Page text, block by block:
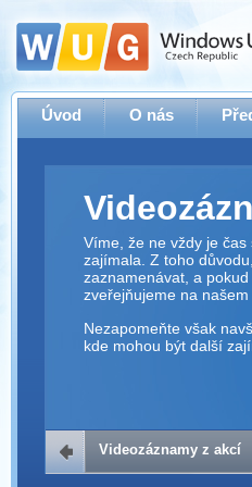
Úvod O nás
Víme, že ne vždy je
zajímala. Z toho
zaznamenávat, a
zveřejňujeme na našem
Nezapomeňte však
kde mohou být další
Videozáznamy z akcí